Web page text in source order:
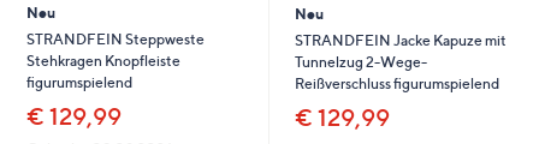
Neu
STRANDFEIN Steppweste
Stehkragen Knopfleiste
figurumspielend
€ 129,99
Neu
STRANDFEIN Jacke Kapuze mit
Tunnelzug 2-Wege-
Reißverschluss figurumspielend
€ 129,99